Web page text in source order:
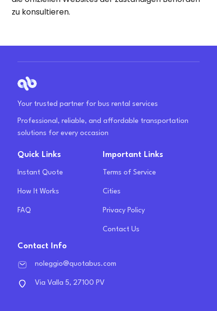
zu konsultieren.
Your trusted partner for bus rental services
Professional, reliable, and affordable transportation
solutions for every occasion
Quick Links
Instant Quote
How It Works
FAQ
Important Links
Terms of Service
Cities
Privacy Policy
Contact Us
Contact Info
noleggio@quotabus.com
Via Valla 5, 27100 PV